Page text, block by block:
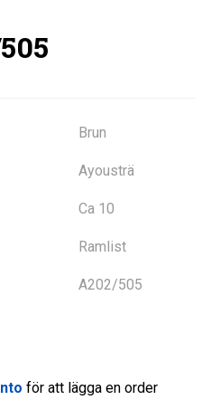
Brun
Ayousträ
Ca 10
Ramlist
A202/505
för att lägga en order